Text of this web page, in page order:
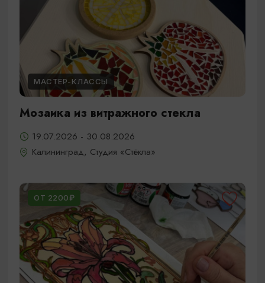
МАСТЕР-КЛАССЫ
Мозаика из витражного стекла
19.07.2026 - 30.08.2026
Калининград, Студия «Стёкла»
ОТ 2200₽